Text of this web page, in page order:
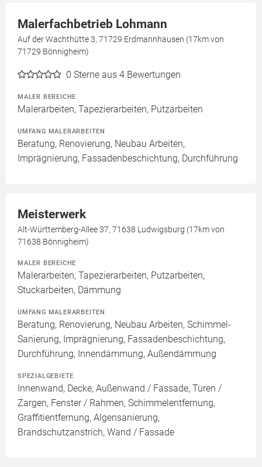
Malerfachbetrieb Lohmann
Auf der Wachthütte 3, 71729 Erdmannhausen (17km von
71729 Bönnigheim)
0 Sterne aus 4 Bewertungen
MALER BEREICHE
Malerarbeiten, Tapezierarbeiten, Putzarbeiten
UMFANG MALERARBEITEN
Beratung, Renovierung, Neubau Arbeiten,
Imprägnierung, Fassadenbeschichtung, Durchführung
Meisterwerk
Alt-Württemberg-Allee 37, 71638 Ludwigsburg (17km von
71638 Bönnigheim)
MALER BEREICHE
Malerarbeiten, Tapezierarbeiten, Putzarbeiten,
Stuckarbeiten, Dämmung
UMFANG MALERARBEITEN
Beratung, Renovierung, Neubau Arbeiten, Schimmel-
Sanierung, Imprägnierung, Fassadenbeschichtung,
Durchführung, Innendämmung, Außendämmung
SPEZIALGEBIETE
Innenwand, Decke, Außenwand / Fassade, Türen /
Zargen, Fenster / Rahmen, Schimmelentfernung,
Graffitientfernung, Algensanierung,
Brandschutzanstrich, Wand / Fassade